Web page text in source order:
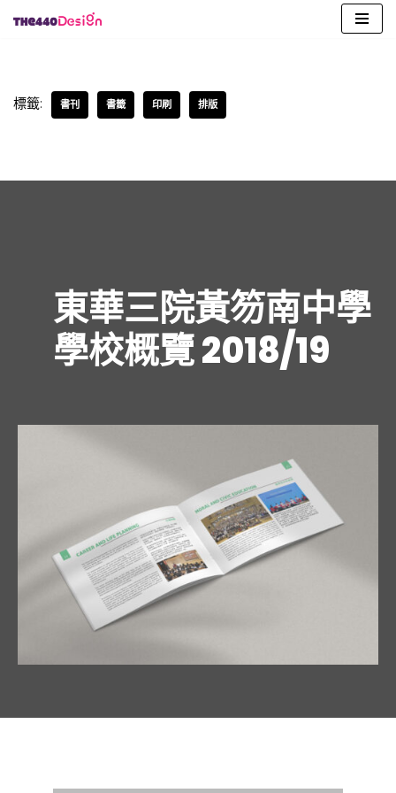
content
標籤: 書刊 書籤 印刷 排版
東華三院黃笏南中學
學校概覽 2018/19